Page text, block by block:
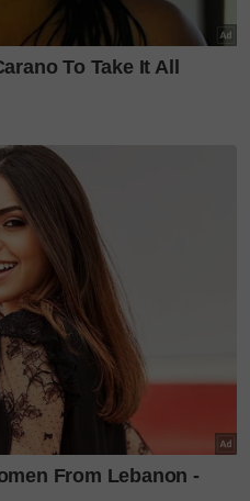
diserikan dengan
kereta dan
boleh
the Day (OOTD)’
sosial.